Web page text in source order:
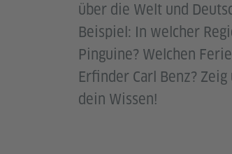
über die Welt und
Beispiel: In welcher
Pinguine? Welchen
Erfinder Carl Benz?
dein Wissen!